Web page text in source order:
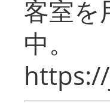
客室を
中。